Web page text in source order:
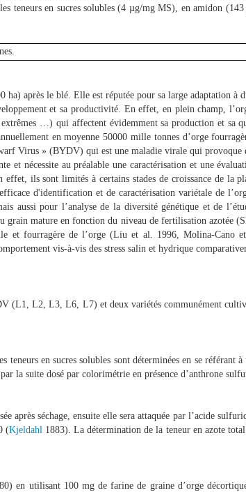
teneurs en sucres solubles (4 µg/mg MS), en amidon
ha) après le blé. Elle est réputée pour sa large adaptation
et sa productivité. En effet, en plein champ,
extrêmes …) qui affectent évidemment sa production et
en moyenne 50000 mille tonnes d’orge
Virus » (BYDV) qui est une maladie virale qui provoque
et nécessite au préalable une caractérisation et une
ils sont limités à certains stades de croissance de la
d'identification et de caractérisation variétale de
aussi pour l’analyse de la diversité génétique et de
grain mature en fonction du niveau de fertilisation
et fourragère de l’orge (Liu et al. 1996, Molina-Cano
vis-à-vis des stress salin et hydrique
(L1, L2, L3, L6, L7) et deux variétés communément
teneurs en sucres solubles sont déterminées en se
la suite dosé par colorimétrie en présence d’anthrone
séchage, ensuite elle sera attaquée par l’acide
(Kjeldahl 1883). La détermination de la teneur en azote
en utilisant 100 mg de farine de graine d’orge